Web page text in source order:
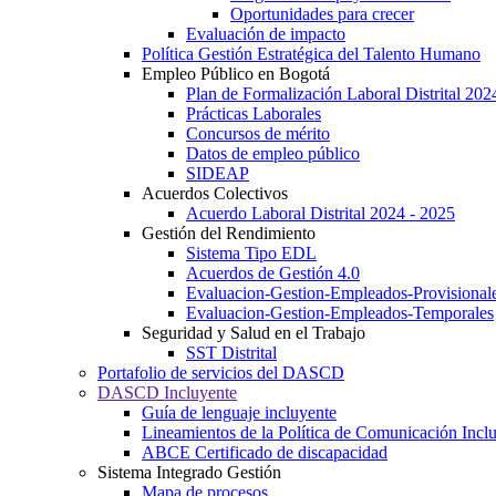
Oportunidades para crecer
Evaluación de impacto
Política Gestión Estratégica del Talento Humano
Empleo Público en Bogotá
Plan de Formalización Laboral Distrital
Prácticas Laborales
Concursos de mérito
Datos de empleo público
SIDEAP
Acuerdos Colectivos
Acuerdo Laboral Distrital 2024 - 2025
Gestión del Rendimiento
Sistema Tipo EDL
Acuerdos de Gestión 4.0
Evaluacion-Gestion-Empleados-
Evaluacion-Gestion-Empleados-Temporales
Seguridad y Salud en el Trabajo
SST Distrital
Portafolio de servicios del DASCD
DASCD Incluyente
Guía de lenguaje incluyente
Lineamientos de la Política de Comunicación
ABCE Certificado de discapacidad
Sistema Integrado Gestión
Mapa de procesos